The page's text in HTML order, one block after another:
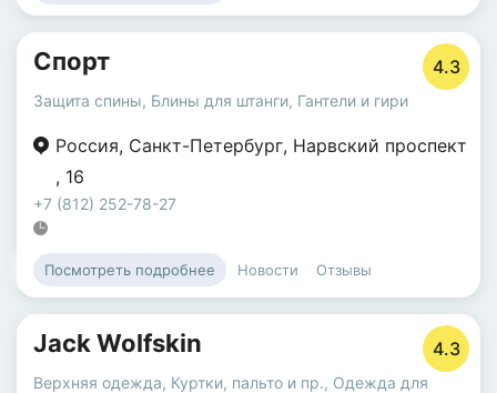
Спорт 4.3
Защита спины, Блины для штанги, Гантели и гири
Россия, Санкт-Петербург, Нарвский проспект
, 16
+7 (812) 252-78-27
Посмотреть подробнее Новости Отзывы
Jack Wolfskin 4.3
Верхняя одежда, Куртки, пальто и пр., Одежда для